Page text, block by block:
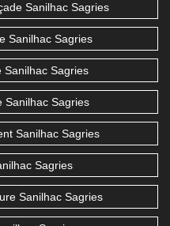
Sanilhac Sagries
Sanilhac Sagries
Sanilhac Sagries
Sanilhac Sagries
Sanilhac Sagries
Sagries
Sanilhac Sagries